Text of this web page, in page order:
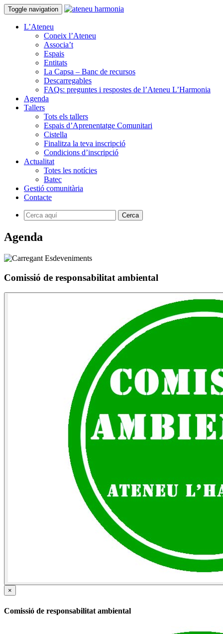
Toggle navigation
L’Ateneu
Coneix l’Ateneu
Associa’t
Espais
Entitats
La Capsa – Banc de recursos
Descarregables
FAQs: preguntes i respostes de l’Ateneu L’Harmonia
Agenda
Tallers
Tots els tallers
Espais d’Aprenentatge Comunitari
Cistella
Finalitza la teva inscripció
Condicions d’inscripció
Actualitat
Totes les notícies
Batec
Gestió comunitària
Contacte
Agenda
Comissió de responsabilitat ambiental
×
Comissió de responsabilitat ambiental